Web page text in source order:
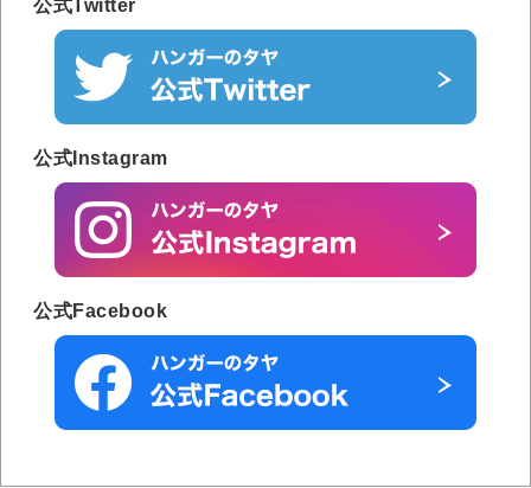
公式Twitter
公式Instagram
公式Facebook